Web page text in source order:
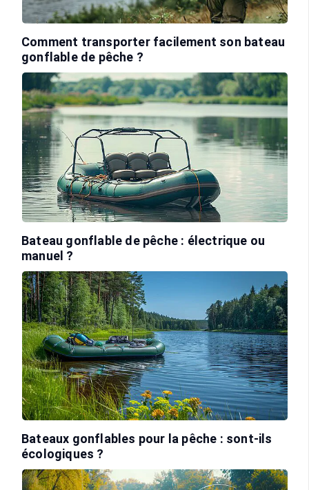
Comment transporter facilement son bateau
gonflable de pêche ?
Bateau gonflable de pêche : électrique ou
manuel ?
Bateaux gonflables pour la pêche : sont-ils
écologiques ?